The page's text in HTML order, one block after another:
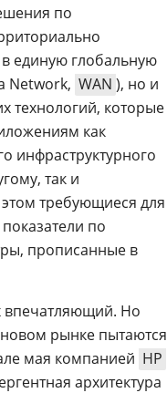
по
в единую глобальную
Network, WAN ), но и
технологий, которые
как
инфраструктурного
так и
требующиеся для
по
прописанные в
впечатляющий. Но
новом рынке пытаются
мая компанией HP
архитектура